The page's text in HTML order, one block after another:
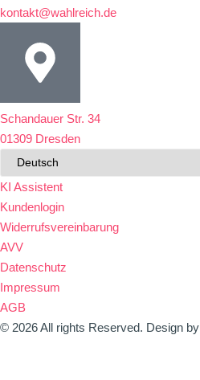
kontakt@wahlreich.de
Schandauer Str. 34
01309 Dresden
KI Assistent
Kundenlogin
Widerrufsvereinbarung
AVV
Datenschutz
Impressum
AGB
© 2026 All rights Reserved. Design by